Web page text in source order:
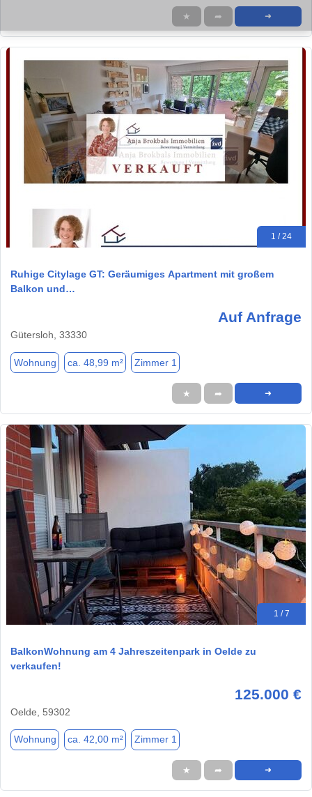
★ ➦ ➜
1 / 24
Ruhige Citylage GT: Geräumiges Apartment mit großem
Balkon und…
Auf Anfrage
Gütersloh, 33330
Wohnung ca. 48,99 m² Zimmer 1
★ ➦ ➜
1 / 7
BalkonWohnung am 4 Jahreszeitenpark in Oelde zu
verkaufen!
125.000 €
Oelde, 59302
Wohnung ca. 42,00 m² Zimmer 1
★ ➦ ➜